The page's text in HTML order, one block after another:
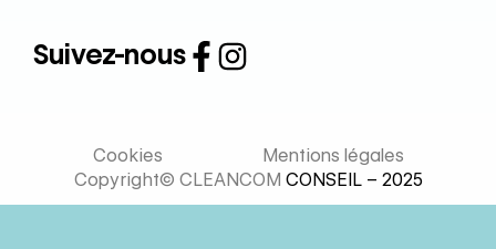
Suivez-nous
Cookies
Mentions légales
Copyright© CLEANCOM CONSEIL – 2025